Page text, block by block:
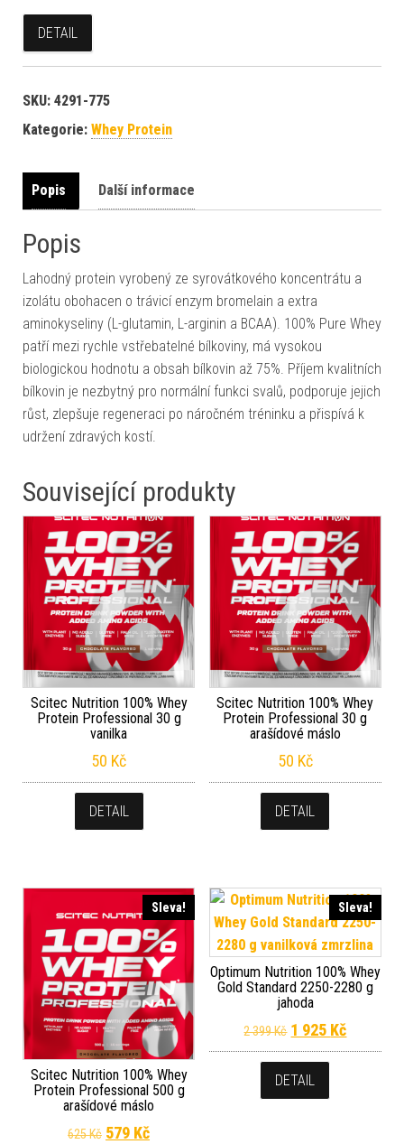
DETAIL
SKU: 4291-775
Kategorie: Whey Protein
Popis Další informace
Popis
Lahodný protein vyrobený ze syrovátkového koncentrátu a
izolátu obohacen o trávicí enzym bromelain a extra
aminokyseliny (L-glutamin, L-arginin a BCAA). 100% Pure Whey
patří mezi rychle vstřebatelné bílkoviny, má vysokou
biologickou hodnotu a obsah bílkovin až 75%. Příjem kvalitních
bílkovin je nezbytný pro normální funkci svalů, podporuje jejich
růst, zlepšuje regeneraci po náročném tréninku a přispívá k
udržení zdravých kostí.
Související produkty
Scitec Nutrition 100% Whey
Protein Professional 30 g
vanilka
50 Kč
DETAIL
Scitec Nutrition 100% Whey
Protein Professional 30 g
arašídové máslo
50 Kč
DETAIL
Sleva!
Scitec Nutrition 100% Whey
Protein Professional 500 g
arašídové máslo
625Kč Původní cena byla: 625 Kč.
579 KčAktuální cena je: 579 Kč.
Sleva!
Optimum Nutrition 100% Whey
Gold Standard 2250-2280 g
jahoda
2 399Kč Původní cena
1 925 KčAktuální
DETAIL